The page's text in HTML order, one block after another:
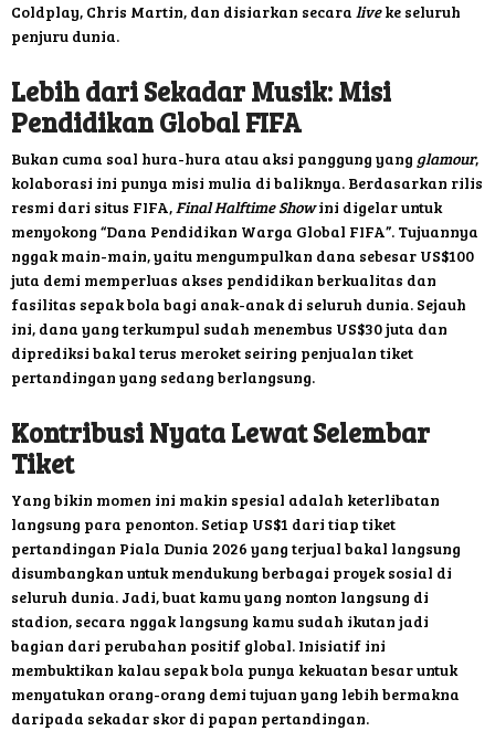
Coldplay, Chris Martin, dan disiarkan secara liveke seluruh
penjuru dunia.
Lebih dari Sekadar Musik: Misi
Pendidikan Global FIFA
Bukan cuma soal hura-hura atau aksi panggung yang glamour,
kolaborasi ini punya misi mulia di baliknya. Berdasarkan rilis
resmi dari situs FIFA,Final Halftime Showini digelar untuk
menyokong “Dana Pendidikan Warga Global FIFA”. Tujuannya
nggak main-main, yaitu mengumpulkan dana sebesar US$100
juta demi memperluas akses pendidikan berkualitas dan
fasilitas sepak bola bagi anak-anak di seluruh dunia. Sejauh
ini, dana yang terkumpul sudah menembus US$30 juta dan
diprediksi bakal terus meroket seiring penjualan tiket
pertandingan yang sedang berlangsung.
Kontribusi Nyata Lewat Selembar
Tiket
Yang bikin momen ini makin spesial adalah keterlibatan
langsung para penonton. Setiap US$1 dari tiap tiket
pertandingan Piala Dunia 2026 yang terjual bakal langsung
disumbangkan untuk mendukung berbagai proyek sosial di
seluruh dunia. Jadi, buat kamu yang nonton langsung di
stadion, secara nggak langsung kamu sudah ikutan jadi
bagian dari perubahan positif global. Inisiatif ini
membuktikan kalau sepak bola punya kekuatan besar untuk
menyatukan orang-orang demi tujuan yang lebih bermakna
daripada sekadar skor di papan pertandingan.